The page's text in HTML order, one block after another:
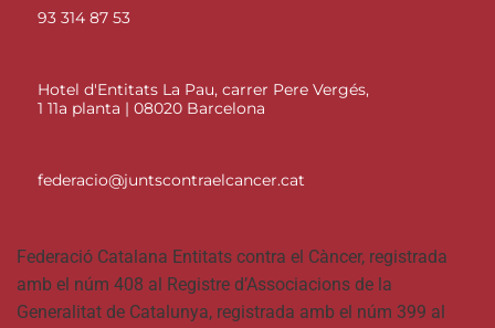
93 314 87 53
Hotel d'Entitats La Pau, carrer Pere Vergés,
1 11a planta | 08020 Barcelona
federacio@juntscontraelcancer.cat
Federació Catalana Entitats contra el Càncer, registrada
amb el núm 408 al Registre d’Associacions de la
Generalitat de Catalunya, registrada amb el núm 399 al